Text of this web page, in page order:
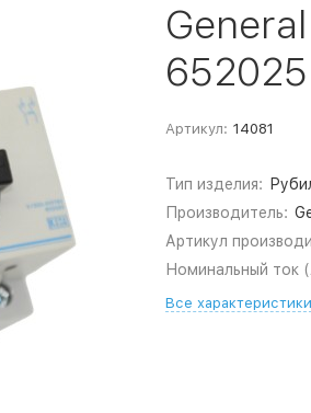
Артикул: 14081
Тип изделия:
Производитель:
Артикул
Номинальный ток
Все характеристики